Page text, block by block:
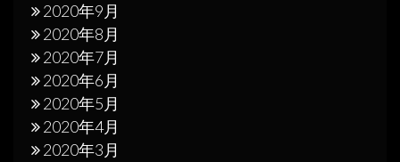
2020年9月
2020年8月
2020年7月
2020年6月
2020年5月
2020年4月
2020年3月